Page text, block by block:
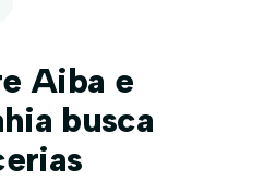
Aiba e
busca